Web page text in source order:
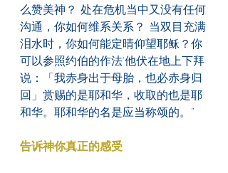
么赞美神？ 处在危机当中又没有任何
沟通，你如何维系关系？ 当双目充满
泪水时，你如何能定晴仰望耶稣？你
可以参照约伯的作法'他伏在地上下拜
说：「我赤身出于母胎，也必赤身归
回」赏赐的是耶和华，收取的也是耶
和华。耶和华的名是应当称颂的。”
告诉神你真正的感受